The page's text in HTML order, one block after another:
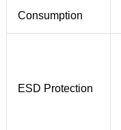
Consumption
ESD Protection